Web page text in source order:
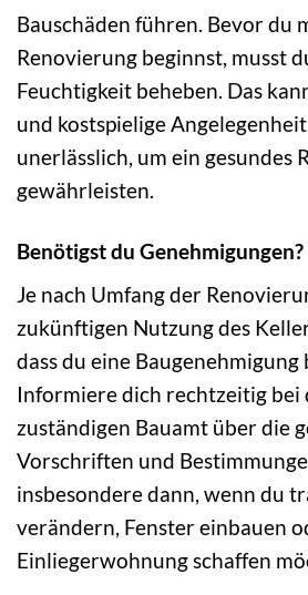
Bauschäden führen. Bevor du
Renovierung beginnst, musst
Feuchtigkeit beheben. Das
und kostspielige
unerlässlich, um ein gesundes
gewährleisten.
Benötigst du Genehmigungen?
Je nach Umfang der
zukünftigen Nutzung des
dass du eine Baugenehmigung
Informiere dich rechtzeitig bei
zuständigen Bauamt über die
Vorschriften und
insbesondere dann, wenn du
verändern, Fenster einbauen
Einliegerwohnung schaffen